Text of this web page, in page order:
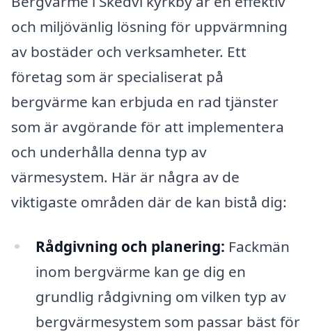
och miljövänlig lösning för uppvärmning
av bostäder och verksamheter. Ett
företag som är specialiserat på
bergvärme kan erbjuda en rad tjänster
som är avgörande för att implementera
och underhålla denna typ av
värmesystem. Här är några av de
viktigaste områden där de kan bistå dig:
Rådgivning och planering: Fackmän
inom bergvärme kan ge dig en
grundlig rådgivning om vilken typ av
bergvärmesystem som passar bäst för